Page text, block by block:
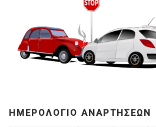
ΗΜΕΡΟΛΌΓΙΟ ΑΝΑΡΤΉΣΕΩΝ